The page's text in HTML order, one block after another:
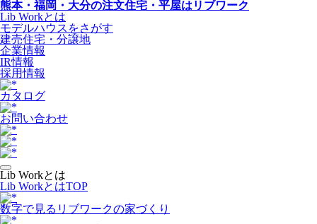
熊本・福岡・大分の注文住宅・平屋はリブワーク
Lib Workとは
モデルハウスをさがす
建売住宅・分譲地
企業情報
IR情報
採用情報
カタログ
お問い合わせ
Lib Workとは
Lib WorkとはTOP
数字で⾒るリブワークの家づくり